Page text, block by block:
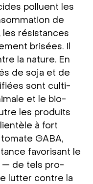
pol­lu­ent les
de
les rési­stances
bri­sées. Il
la natu­re. En
de soja et de
sont cul­ti­
et le bio­
les pro­duits
à fort
GABA,
favo­ri­sant le
— de tels pro­
lut­ter cont­re la